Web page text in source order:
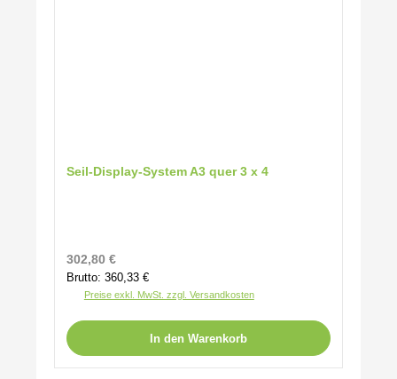
Seil-Display-System A3 quer 3 x 4
Regulärer Preis:
302,80 €
Brutto: 360,33 €
Preise exkl. MwSt. zzgl. Versandkosten
In den Warenkorb